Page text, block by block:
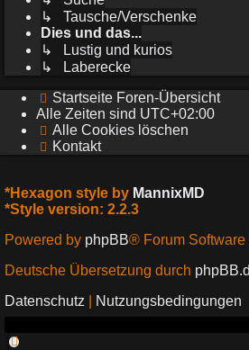
↳ Tausche/Verschenke
Dies und das...
↳ Lustig und kurios
↳ Laberecke
Startseite Foren-Übersicht
Alle Zeiten sind UTC+02:00
Alle Cookies löschen
Kontakt
*Hexagon style by MannixMD
*Style version: 2.2.3
Powered by phpBB® Forum
Deutsche Übersetzung durch
Datenschutz
Nutzungsbedingungen